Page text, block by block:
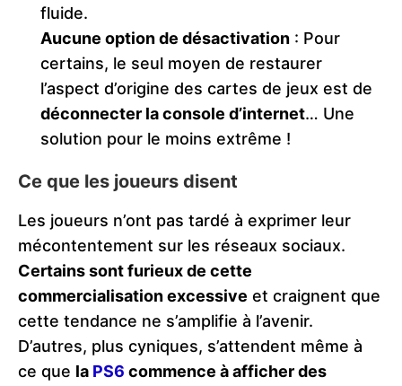
fluide.
Aucune option de désactivation : Pour
certains, le seul moyen de restaurer
l’aspect d’origine des cartes de jeux est de
déconnecter la console d’internet… Une
solution pour le moins extrême !​
Ce que les joueurs disent
Les joueurs n’ont pas tardé à exprimer leur
mécontentement sur les réseaux sociaux.
Certains sont furieux de cette
commercialisation excessive et craignent que
cette tendance ne s’amplifie à l’avenir.
D’autres, plus cyniques, s’attendent même à
ce que la PS6 commence à afficher des